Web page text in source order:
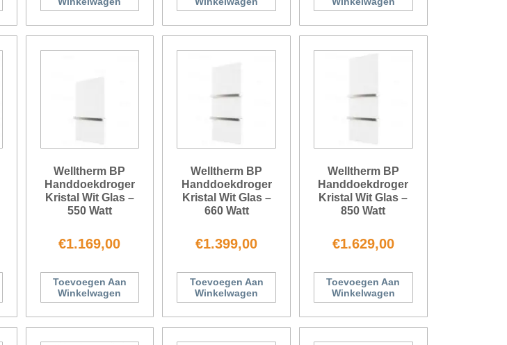
Welltherm BP
Handdoekdroger
Kristal Wit Glas –
550 Watt
€1.169,00
Toevoegen Aan
Winkelwagen
Welltherm BP
Handdoekdroger
Kristal Wit Glas –
660 Watt
€1.399,00
Toevoegen Aan
Winkelwagen
Welltherm BP
Handdoekdroger
Kristal Wit Glas –
850 Watt
€1.629,00
Toevoegen Aan
Winkelwagen